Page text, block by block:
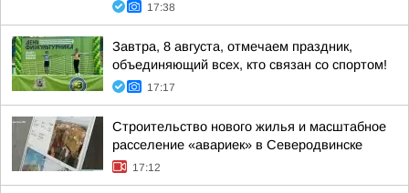
17:38
Завтра, 8 августа, отмечаем праздник,
объединяющий всех, кто связан со спортом!
17:17
Строительство нового жилья и масштабное
расселение «авариек» в Северодвинске
17:12